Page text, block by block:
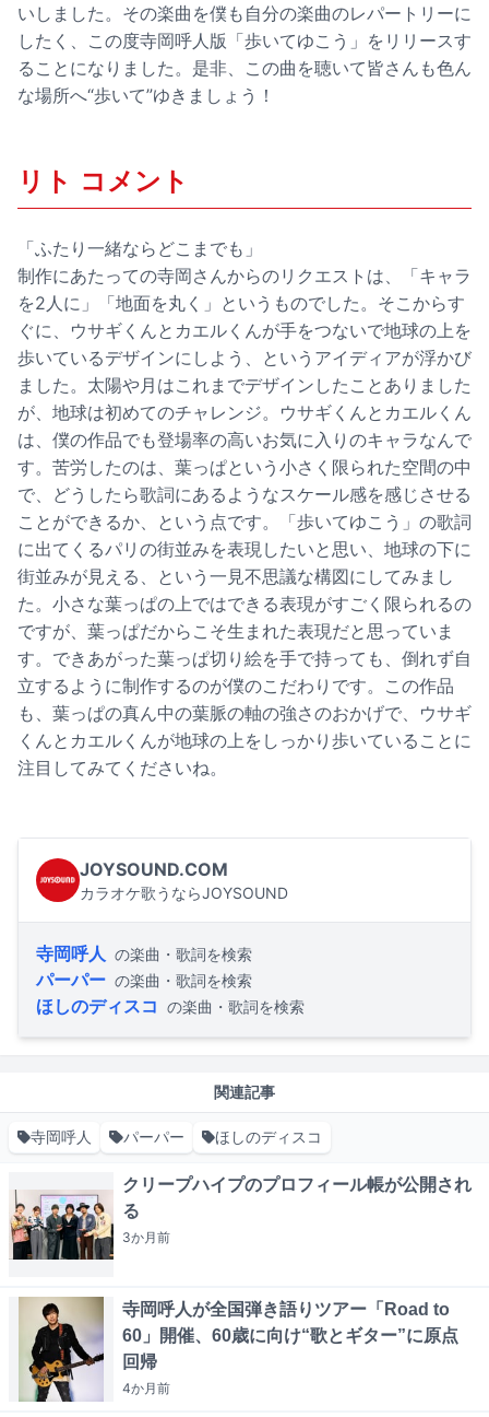
いしました。その楽曲を僕も自分の楽曲のレパートリーに
したく、この度寺岡呼人版「歩いてゆこう」をリリースす
ることになりました。是非、この曲を聴いて皆さんも色ん
な場所へ“歩いて”ゆきましょう！
リト コメント
「ふたり一緒ならどこまでも」
制作にあたっての寺岡さんからのリクエストは、「キャラ
を2人に」「地面を丸く」というものでした。そこからす
ぐに、ウサギくんとカエルくんが手をつないで地球の上を
歩いているデザインにしよう、というアイディアが浮かび
ました。太陽や月はこれまでデザインしたことありました
が、地球は初めてのチャレンジ。ウサギくんとカエルくん
は、僕の作品でも登場率の高いお気に入りのキャラなんで
す。苦労したのは、葉っぱという小さく限られた空間の中
で、どうしたら歌詞にあるようなスケール感を感じさせる
ことができるか、という点です。「歩いてゆこう」の歌詞
に出てくるパリの街並みを表現したいと思い、地球の下に
街並みが見える、という一見不思議な構図にしてみまし
た。小さな葉っぱの上ではできる表現がすごく限られるの
ですが、葉っぱだからこそ生まれた表現だと思っていま
す。できあがった葉っぱ切り絵を手で持っても、倒れず自
立するように制作するのが僕のこだわりです。この作品
も、葉っぱの真ん中の葉脈の軸の強さのおかげで、ウサギ
くんとカエルくんが地球の上をしっかり歩いていることに
注目してみてくださいね。
JOYSOUND.COM
カラオケ歌うならJOYSOUND
寺岡呼人 の楽曲・歌詞を検索
パーパー の楽曲・歌詞を検索
ほしのディスコ の楽曲・歌詞を検索
関連記事
寺岡呼人 パーパー ほしのディスコ
クリープハイプのプロフィール帳が公開され
る
3か月前
寺岡呼人が全国弾き語りツアー「Road to
60」開催、60歳に向け“歌とギター”に原点
回帰
4か月前